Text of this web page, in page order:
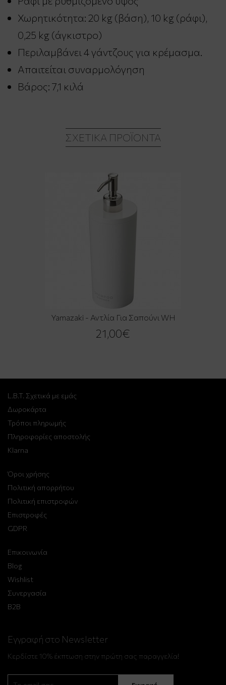
Χωρητικότητα: 20 kg (βάση), 10 kg (ράφι),
0,25 kg (άγκιστρο)
Περιλαμβάνει 4 γάντζους για κρέμασμα.
Απαιτείται συναρμολόγηση
Βάρος: 7,1 κιλά
ΣΧΕΤΙΚΆ ΠΡΟΪΌΝΤΑ
Yamazaki - Αντλία Για Σαπούνι WH
21,00€
L.B.T. Σχετικά με εμάς
Δωροκάρτα
Τρόποι πληρωμής
Πληροφορίες αποστολής
Klarna
Όροι χρήσης
Πολιτική απορρήτου
Πολιτική επιστροφών
Επιστροφές
GDPR
Επικοινωνία
Blog
Wishlist
Συνεργασία
B2B
Εγγραφή στο Newsletter
Κερδίστε 10% έκπτωση στην πρώτη σας παραγγελία!